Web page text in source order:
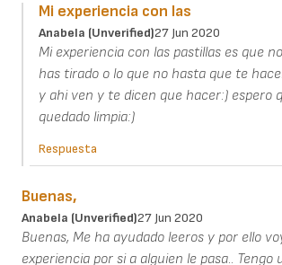
Mi experiencia con las
Anabela (unverified)27 Jun 2020
Mi experiencia con las pastillas es que
has tirado o lo que no hasta que te
y ahi ven y te dicen que hacer:) espero
quedado limpia:)
Respuesta
Buenas,
Anabela (unverified)27 Jun 2020
Buenas, Me ha ayudado leeros y por ello
experiencia por si a alguien le pasa.. Tengo